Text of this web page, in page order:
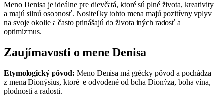
Meno Denisa je ideálne pre dievčatá, ktoré sú plné života, kreativity
a majú silnú osobnosť. Nositeľky tohto mena majú pozitívny vplyv
na svoje okolie a často prinášajú do života iných radosť a
optimizmus.
Zaujímavosti o mene Denisa
Etymologický pôvod: Meno Denisa má grécky pôvod a pochádza
z mena Dionýsius, ktoré je odvodené od boha Dionýza, boha vína,
plodnosti a radosti.